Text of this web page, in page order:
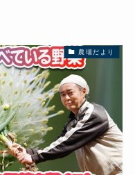
農場だより